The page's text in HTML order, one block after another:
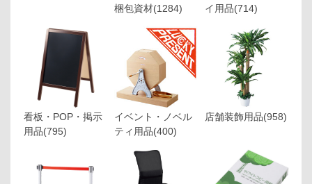
梱包資材(1284)
イ用品(714)
看板・POP・掲示
用品(795)
イベント・ノベル
ティ用品(400)
店舗装飾用品(958)